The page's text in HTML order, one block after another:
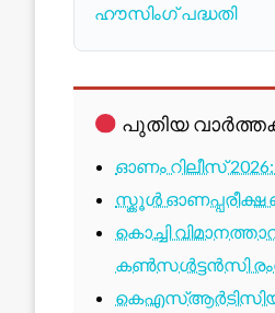
ഹൗസിംഗ് പദ്ധതി
പുതിയ
ഓണം റിലീസ്
സ്കൂൾ ഓണപ്പരീക്ഷ
കൊച്ചി
കൺസൾട്ടൻസി